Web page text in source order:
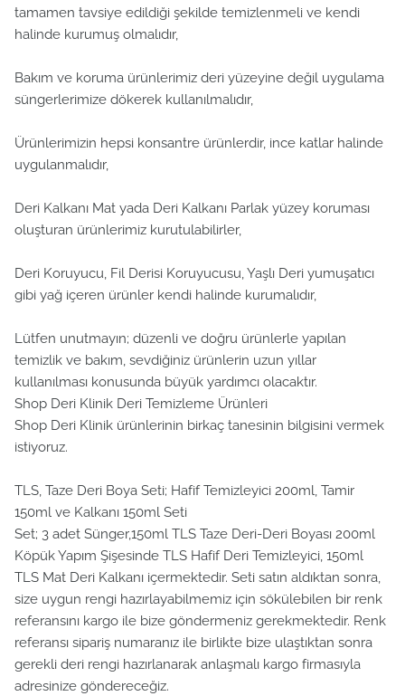
tamamen tavsiye edildiği şekilde temizlenmeli ve kendi
halinde kurumuş olmalıdır,
Bakım ve koruma ürünlerimiz deri yüzeyine değil uygulama
süngerlerimize dökerek kullanılmalıdır,
Ürünlerimizin hepsi konsantre ürünlerdir, ince katlar halinde
uygulanmalıdır,
Deri Kalkanı Mat yada Deri Kalkanı Parlak yüzey koruması
oluşturan ürünlerimiz kurutulabilirler,
Deri Koruyucu, Fil Derisi Koruyucusu, Yaşlı Deri yumuşatıcı
gibi yağ içeren ürünler kendi halinde kurumalıdır,
Lütfen unutmayın; düzenli ve doğru ürünlerle yapılan
temizlik ve bakım, sevdiğiniz ürünlerin uzun yıllar
kullanılması konusunda büyük yardımcı olacaktır.
Shop Deri Klinik Deri Temizleme Ürünleri
Shop Deri Klinik ürünlerinin birkaç tanesinin bilgisini vermek
istiyoruz.
TLS, Taze Deri Boya Seti; Hafif Temizleyici 200ml, Tamir
150ml ve Kalkanı 150ml Seti
Set; 3 adet Sünger,150ml TLS Taze Deri-Deri Boyası 200ml
Köpük Yapım Şişesinde TLS Hafif Deri Temizleyici, 150ml
TLS Mat Deri Kalkanı içermektedir. Seti satın aldıktan sonra,
size uygun rengi hazırlayabilmemiz için sökülebilen bir renk
referansını kargo ile bize göndermeniz gerekmektedir. Renk
referansı sipariş numaranız ile birlikte bize ulaştıktan sonra
gerekli deri rengi hazırlanarak anlaşmalı kargo firmasıyla
adresinize göndereceğiz.